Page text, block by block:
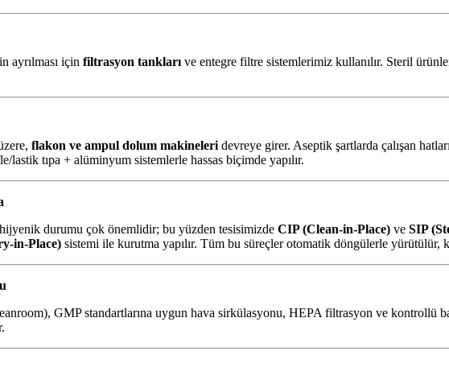
ayrılması için filtrasyon tankları ve entegre filtre sistemlerimiz kullanılır. Steril
flakon ve ampul dolum makineleri devreye girer. Aseptik şartlarda çalışan
tıpa + alüminyum sistemlerle hassas biçimde yapılır.
durumu çok önemlidir; bu yüzden tesisimizde CIP (Clean-in-Place) ve SIP
in-Place) sistemi ile kurutma yapılır. Tüm bu süreçler otomatik döngülerle yürütülür,
GMP standartlarına uygun hava sirkülasyonu, HEPA filtrasyon ve kontrollü